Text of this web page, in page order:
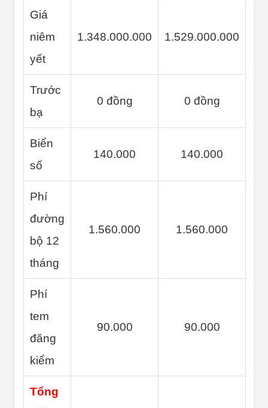
Giá
niêm
yết
1.348.000.000 1.529.000.000
Trước
bạ
0 đồng 0 đồng
Biển
số
140.000 140.000
Phí
đường
bộ 12
tháng
1.560.000 1.560.000
Phí
tem
đăng
kiểm
90.000 90.000
Tổng